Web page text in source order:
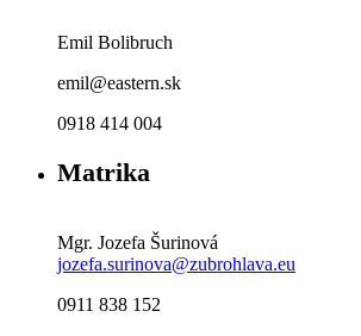
Emil Bolibruch
emil@eastern.sk
0918 414 004
Matrika
Mgr. Jozefa Šurinová
jozefa.surinova@zubrohlava.eu
0911 838 152